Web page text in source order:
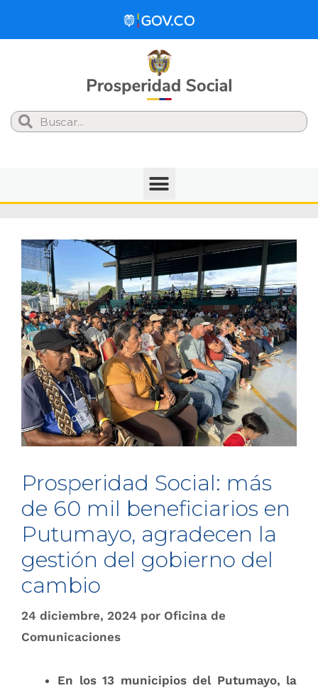
Search
Prosperidad Social: más
de 60 mil beneficiarios en
Putumayo, agradecen la
gestión del gobierno del
cambio
24 diciembre, 2024 por Oficina de
Comunicaciones
En los 13 municipios del Putumayo, la